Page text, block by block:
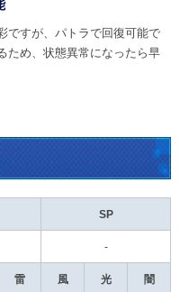
ですが、パトラで回復可能で
ため、状態異常になったら早
SP
-
雷 風 光 闇